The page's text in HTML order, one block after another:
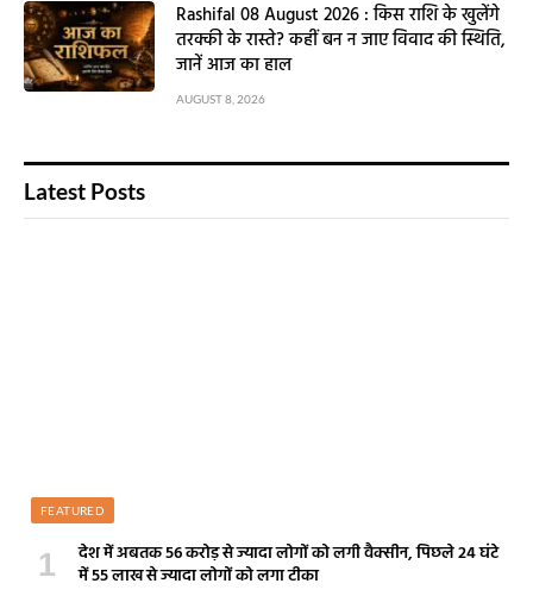
Rashifal 08 August 2026 : किस राशि के खुलेंगे
तरक्की के रास्ते? कहीं बन न जाए विवाद की स्थिति,
जानें आज का हाल
AUGUST 8, 2026
Latest Posts
FEATURED
देश में अबतक 56 करोड़ से ज्यादा लोगों को लगी वैक्सीन, पिछले 24 घंटे
में 55 लाख से ज्यादा लोगों को लगा टीका